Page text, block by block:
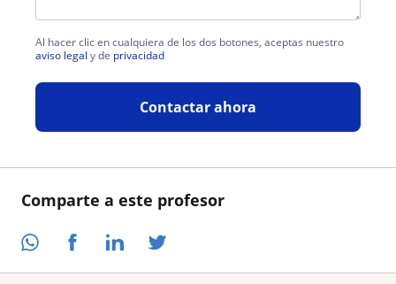
Comparte a este profesor
Al hacer clic en cualquiera de los dos botones, aceptas nuestro
aviso legal y de privacidad
Contactar ahora